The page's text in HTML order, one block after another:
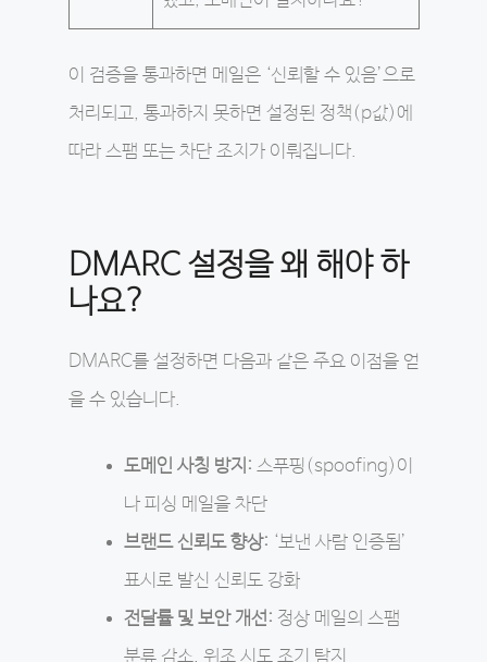
이 검증을 통과하면 메일은 ‘신뢰할 수 있음’으로
처리되고, 통과하지 못하면 설정된 정책(p값)에
따라 스팸 또는 차단 조치가 이뤄집니다.
DMARC 설정을 왜 해야 하
나요?
DMARC를 설정하면 다음과 같은 주요 이점을 얻
을 수 있습니다.
도메인 사칭 방지: 스푸핑(spoofing)이
나 피싱 메일을 차단
브랜드 신뢰도 향상: ‘보낸 사람 인증됨’
표시로 발신 신뢰도 강화
전달률 및 보안 개선: 정상 메일의 스팸
분류 감소, 위조 시도 조기 탐지